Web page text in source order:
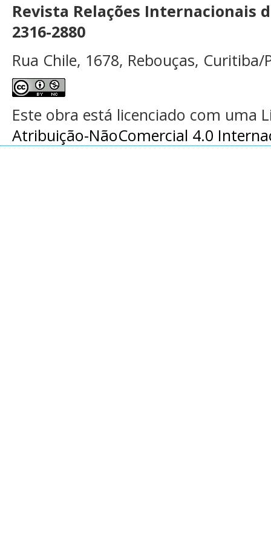
Revista Relações Internacionais
2316-2880
Rua Chile, 1678, Rebouças, Curitiba/
Este obra está licenciado com uma
Atribuição-NãoComercial 4.0